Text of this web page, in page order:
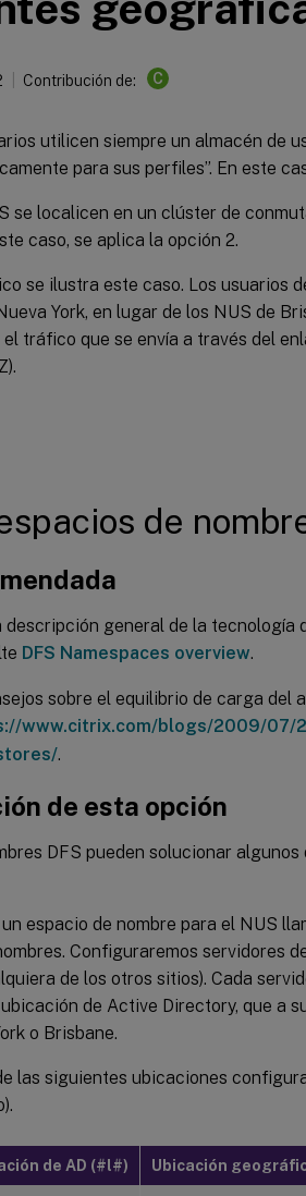
Contribución de: C
utilicen siempre un almacén de
para sus perfiles”. En este
se localicen en un clúster de
caso, se aplica la opción 2.
se ilustra este caso. Los usuarios
York, en lugar de los NUS de
tráfico que se envía a través del
de
descripción general de la tecnología
DFS Namespaces overview.
sobre el equilibrio de carga del
www.citrix.com/blogs/2009/07/
.
de esta opción
DFS pueden solucionar
espacio de nombre para el NUS
Configuraremos servidores
de los otros sitios). Cada
de Active Directory, que a
o Brisbane.
las siguientes ubicaciones
de AD (#l#) Ubicación